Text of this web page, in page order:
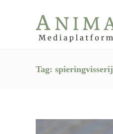
Tag: spieringvisserij